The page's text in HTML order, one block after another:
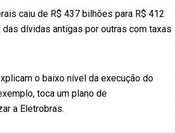
caiu de R$ 437 bilhões para R$ 412
dívidas antigas por outras com taxas
o baixo nível da execução do
toca um plano de
a Eletrobras.